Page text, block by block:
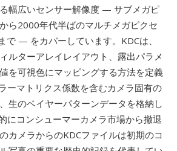
幅広いセンサー解像度 — サブメガピ
ら2000年代半ばのマルチメガピクセ
で — をカバーしています。KDCは、
ルターアレイレイアウト、露出パラメ
を可視色にマッピングする方法を定義
ーマトリクス係数を含むカメラ固有の
生のベイヤーパターンデータを格納し
にコンシューマーカメラ市場から撤退
カメラからのKDCファイルは初期のコ